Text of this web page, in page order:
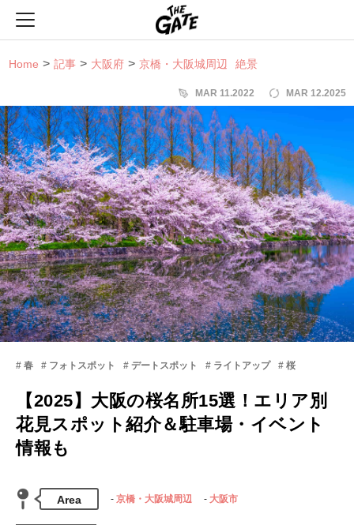
Home 記事 大阪府 京橋・大阪城周辺 絶景
MAR 11.2022 MAR 12.2025
春 フォトスポット デートスポット ライトアップ 桜
【2025】大阪の桜名所15選！エリア別
花見スポット紹介＆駐車場・イベント
情報も
Area 京橋・大阪城周辺 大阪市